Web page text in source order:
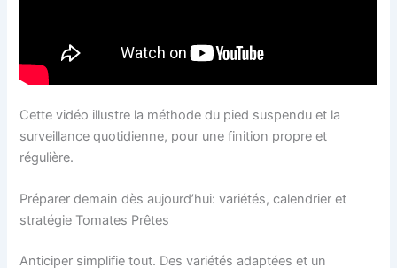
Cette vidéo illustre la méthode du pied suspendu et la
surveillance quotidienne, pour une finition propre et
régulière.
Préparer demain dès aujourd’hui: variétés, calendrier et
stratégie Tomates Prêtes
Anticiper simplifie tout. Des variétés adaptées et un